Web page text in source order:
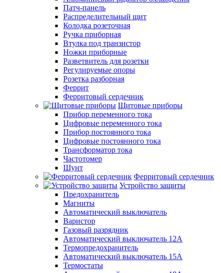
Патч-панель
Распределительный щит
Колодка розеточная
Ручка приборная
Втулка под транзистор
Ножки приборные
Разветвитель для розетки
Регулируемые опоры
Розетка разборная
Феррит
Ферритовый сердечник
Щитовые приборы
Прибор переменного тока
Цифровые переменного тока
Прибор постоянного тока
Цифровые постоянного тока
Трансформатор тока
Частотомер
Шунт
Ферритовый сердечник
Устройство защиты
Предохранитель
Магниты
Автоматический выключатель
Варистор
Газовый разрядник
Автоматический выключатель 12А
Термопредохранитель
Автоматический выключатель 15А
Термостаты